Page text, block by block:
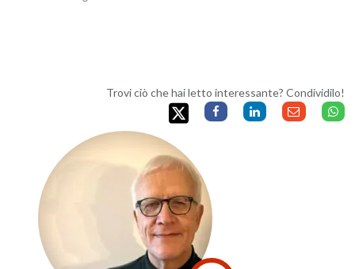
Trovi ciò che hai letto interessante? Condividilo!